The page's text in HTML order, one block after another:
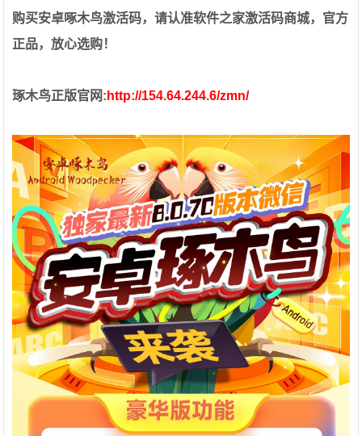
购买安卓啄木鸟激活码，请认准软件之家激活码商城，官方
正品，放心选购！
琢木鸟正版官网: http://154.64.244.6/zmn/